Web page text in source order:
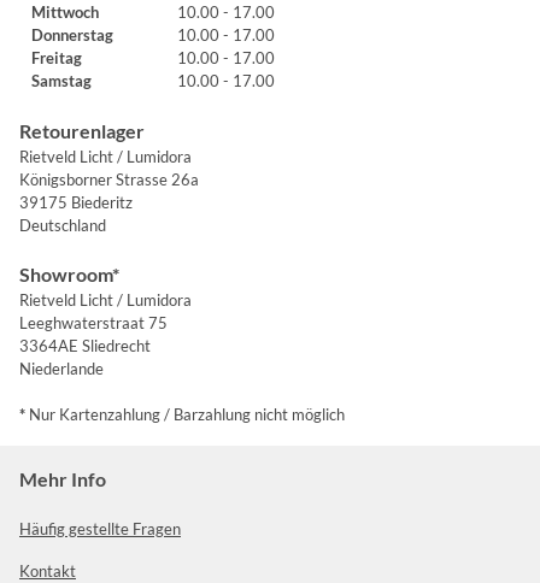
Mittwoch
10.00 - 17.00
Donnerstag
10.00 - 17.00
Freitag
10.00 - 17.00
Samstag
10.00 - 17.00
Retourenlager
Rietveld Licht / Lumidora
Königsborner Strasse 26a
39175 Biederitz
Deutschland
Showroom*
Rietveld Licht / Lumidora
Leeghwaterstraat 75
3364AE Sliedrecht
Niederlande
* Nur Kartenzahlung / Barzahlung nicht möglich
Mehr Info
Häufig gestellte Fragen
Kontakt